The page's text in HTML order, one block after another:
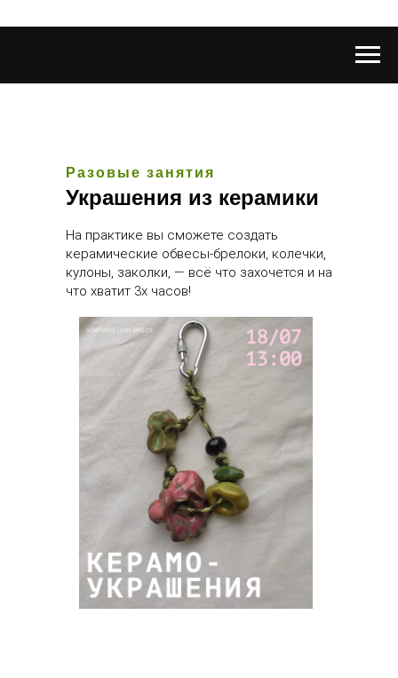
Украшения из керамики
На практике вы сможете создать
керамические обвесы-брелоки, колечки,
кулоны, заколки, — всё что захочется и на
что хватит 3х часов!
Разовые занятия